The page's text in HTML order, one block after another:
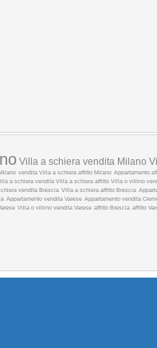
Villa a schiera vendita Milano
vendita Villa a schiera affitto Milano Appartamento
a schiera vendita Villa a schiera affitto Villa o villino
vendita Brescia Villa a schiera affitto Brescia
Appartamento vendita Varese Appartamento vendita
Villa o villino vendita Varese affitto Brescia affitto